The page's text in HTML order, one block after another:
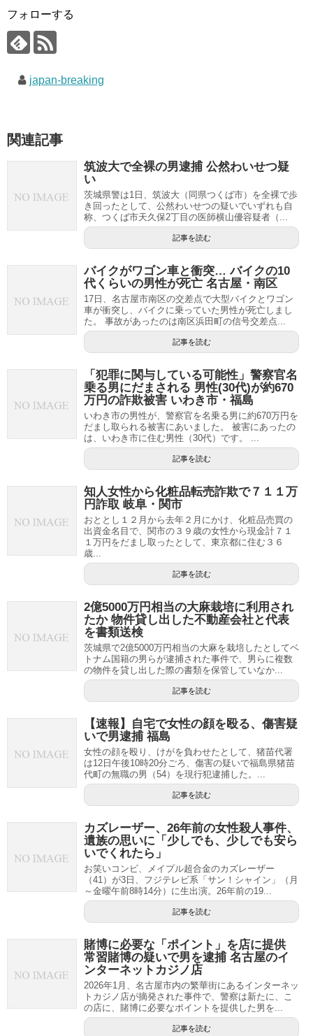
フォローする
japan-breaking
関連記事
筑波大で全裸の男逮捕 公然わいせつ疑
い
茨城県警は1日、筑波大（同県つくば市）を全裸で歩
き回ったとして、公然わいせつの疑いでいずれも自
称、つくば市天久保2丁目の医師横山優容疑者（...
記事を読む
バイクがワゴン車と衝突… バイクの10
代くらいの男性が死亡 名古屋・南区
17日、名古屋市南区の交差点で大型バイクとワゴン
車が衝突し、バイクに乗っていた男性が死亡しまし
た。 事故があったのは南区浜田町の信号交差点...
記事を読む
「犯罪に関与している可能性」警察官名
乗る男にだまされる 男性(30代)が約670
万円の詐欺被害 いわき市・福島
いわき市の男性が、警察官を名乗る男に約670万円を
だまし取られる被害にあいました。 被害にあったの
は、いわき市に住む男性（30代）です。 ...
記事を読む
知人女性から化粧品転売詐欺で７１１万
円詐取 岐阜・関市
おととし１２月から去年２月にかけ、化粧品売買の
出資金名目で、関市の３９歳の女性から現金計７１
１万円をだまし取ったとして、東京都に住む３６
歳...
記事を読む
2億5000万円相当の大麻栽培に利用され
たか 物件貸し出した不動産会社と代表
を書類送検
茨城県で2億5000万円相当の大麻を栽培したとしてベ
トナム国籍の男らが逮捕された事件で、男らに複数
の物件を貸し出した際の書類を保管していなか...
記事を読む
【速報】自宅で女性の顔を殴る、傷害疑
いで男逮捕 福島
女性の顔を殴り、けがを負わせたとして、猪苗代署
は12日午後10時20分ごろ、傷害の疑いで福島県猪苗
代町の無職の男（54）を現行犯逮捕した。...
記事を読む
カズレーザー、26年前の女性殺人事件、
遺族の思いに「少しでも、少しでも安ら
いでくれたら」
お笑いコンビ、メイプル超合金のカズレーザー
（41）が3日、フジテレビ系「サン！シャイン」（月
～金曜午前8時14分）に生出演。26年前の19...
記事を読む
賭博に必要な「ポイント」を店に提供
常習賭博の疑いで男を逮捕 名古屋のイ
ンターネットカジノ店
2026年1月、名古屋市内の繁華街にあるインターネッ
トカジノ店が摘発された事件で、警察は新たに、こ
の店に、賭博に必要なポイントを提供した男を...
記事を読む